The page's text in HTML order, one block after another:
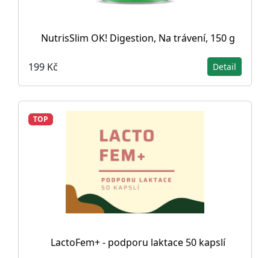
NutrisSlim OK! Digestion, Na trávení, 150 g
199 Kč Detail
TOP
LactoFem+ - podporu laktace 50 kapslí